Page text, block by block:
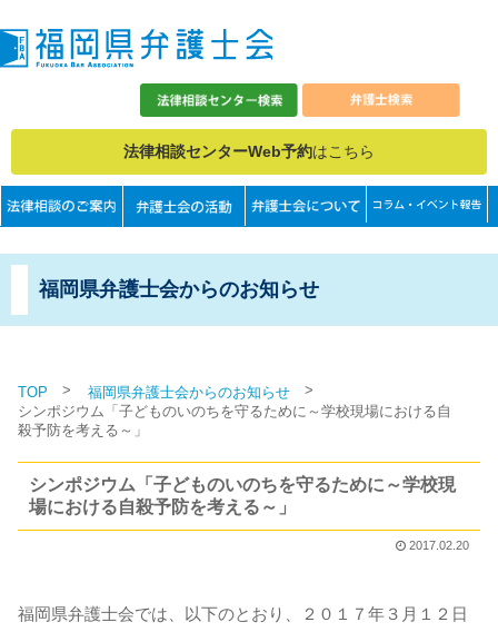
法律相談センターWeb予約はこちら
福岡県弁護士会からのお知らせ
TOP > 福岡県弁護士会からのお知らせ >
シンポジウム「子どものいのちを守るために～学校現場における自
殺予防を考える～」
シンポジウム「子どものいのちを守るために～学校現
場における自殺予防を考える～」
2017.02.20
福岡県弁護士会では、以下のとおり、２０１７年３月１２日